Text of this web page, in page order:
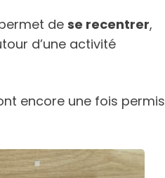
de se recentrer,
d’une activité
encore une fois permis